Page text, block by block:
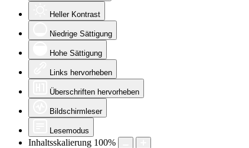
Heller Kontrast
Niedrige Sättigung
Hohe Sättigung
Links hervorheben
Überschriften hervorheben
Bildschirmleser
Lesemodus
Inhaltsskalierung 100%